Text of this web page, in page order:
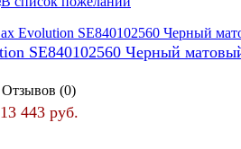
SE840102560 Черный
Отзывов (0)
13 443 руб.